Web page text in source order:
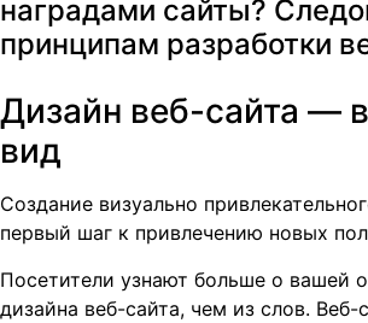
наградами сайты?
принципам разработки
Дизайн веб-сайта —
вид
Создание визуально
первый шаг к привлечению новых
Посетители узнают больше о вашей
дизайна веб-сайта, чем из слов. Веб-